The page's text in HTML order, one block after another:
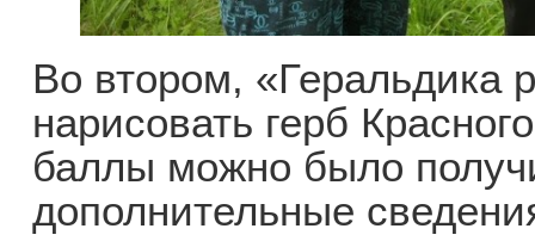
Во втором, «Геральдика
нарисовать герб
баллы можно было
дополнительные